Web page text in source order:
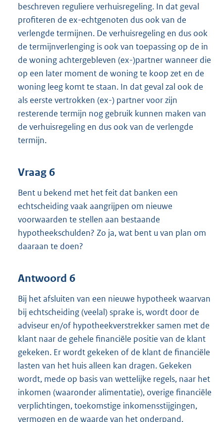
beschreven reguliere verhuisregeling. In dat geval
profiteren de ex-echtgenoten dus ook van de
verlengde termijnen. De verhuisregeling en dus ook
de termijnverlenging is ook van toepassing op de in
de woning achtergebleven (ex-)partner wanneer die
op een later moment de woning te koop zet en de
woning leeg komt te staan. In dat geval zal ook de
als eerste vertrokken (ex-) partner voor zijn
resterende termijn nog gebruik kunnen maken van
de verhuisregeling en dus ook van de verlengde
termijn.
Vraag 6
Bent u bekend met het feit dat banken een
echtscheiding vaak aangrijpen om nieuwe
voorwaarden te stellen aan bestaande
hypotheekschulden? Zo ja, wat bent u van plan om
daaraan te doen?
Antwoord 6
Bij het afsluiten van een nieuwe hypotheek waarvan
bij echtscheiding (veelal) sprake is, wordt door de
adviseur en/of hypotheekverstrekker samen met de
klant naar de gehele financiële positie van de klant
gekeken. Er wordt gekeken of de klant de financiële
lasten van het huis alleen kan dragen. Gekeken
wordt, mede op basis van wettelijke regels, naar het
inkomen (waaronder alimentatie), overige financiële
verplichtingen, toekomstige inkomensstijgingen,
vermogen en de waarde van het onderpand.